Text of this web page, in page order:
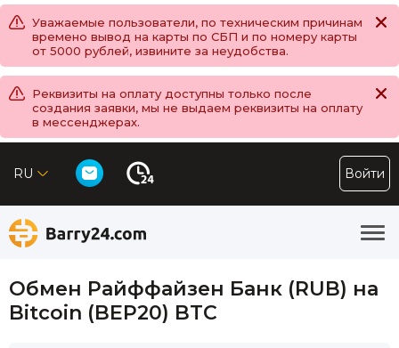
Уважаемые пользователи, по техническим причинам
времено вывод на карты по СБП и по номеру карты
от 5000 рублей, извините за неудобства.
Реквизиты на оплату доступны только после
создания заявки, мы не выдаем реквизиты на оплату
в мессенджерах.
RU Войти
Обмен Райффайзен Банк (RUB) на
Bitcoin (BEP20) BTC